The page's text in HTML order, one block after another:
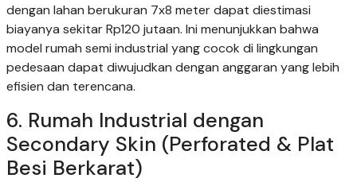
dengan lahan berukuran 7x8 meter dapat diestimasi
biayanya sekitar Rp120 jutaan. Ini menunjukkan bahwa
model rumah semi industrial yang cocok di lingkungan
pedesaan dapat diwujudkan dengan anggaran yang lebih
efisien dan terencana.
6. Rumah Industrial dengan
Secondary Skin (Perforated & Plat
Besi Berkarat)